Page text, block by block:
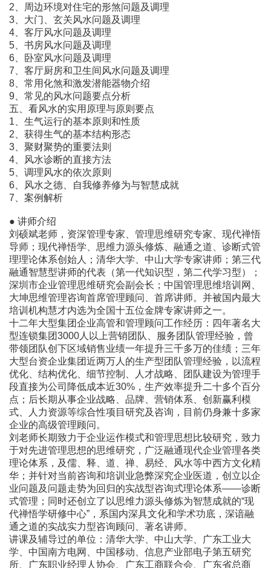
2、周边环境对住宅的形煞问题及调理
3、大门、玄关风水问题及调理
4、客厅风水问题及调理
5、书房风水问题及调理
6、卧室风水问题及调理
7、客厅厨房和卫生间风水问题及调理
8、常用化煞和激发潜能器物介绍
9、常见的风水问题要点分析
五、看风水的实用原理与原则要点
1、生气运行的基本原则和性质
2、获得生气的基本结构形态
3、聚财聚势的重要法则
4、风水诊断的直接方法
5、调理风水的依次原则
6、风水之德、自我修养修为与智慧成就
7、案例解析
● 讲师介绍
刘硕斌老师，资深管理专家、管理思维研究专家、现代禅悟
导师；现代禅悟学、思维力源头修炼、融通之道、诊断式管
理理论体系创始人；清华大学、中山大学专家讲师；第三代
融通智慧型讲师的代表（第一代知识型，第二代学习型）；
深圳市企业管理思维研究会副会长；中国管理思维培训网、
大坤思维管理咨询首席管理顾问、首席讲师。并被国内最大
培训机构慧才内选为全国十五位金牌专家讲师之一。
十二年大型集团企业高管和管理顾问工作经历：四年著名大
型连锁集团3000人以上营销团队、服务团队管理经验，曾
带领团队创下区域销售业绩一年提升三千多万的佳绩；三年
大型台资企业集团近两万人的生产型团队管理经验，以流程
优化、结构优化、细节控制、人才战略、团队建设为管理手
段直接为公司降低成本近30%，生产效率提升二十多个百分
点；后长期从事企业战略、品牌、营销体系、创新赢利模
式、人力资源等综合性项目研究及咨询，目前仍身兼十多家
企业的高级管理顾问。
刘老师长期致力于企业运作模式和管理思想比较研究，致力
于对先进管理思想的思维研究，广泛融通现代企业管理各类
理论体系，及儒、释、道、禅、易经、风水等中西方文化精
华；并针对当前咨询和培训业急弊深究企业医道，创立以企
业问题及问题走势为回归的实战型咨询式理论体系――诊断
式管理；同时还创立了以思维力源头修炼为智慧成就的“现
代禅悟学研修中心”，系国内深具文化和学术功底，深谙融
通之道的实战实力型咨询顾问、著名讲师。
讲课及辅导过的单位：清华大学、中山大学、广东工业大
学、中国南方电网、中国移动、信息产业部电子第五研究
所、广东职业经理人协会、广东工商联合会、广东省总商